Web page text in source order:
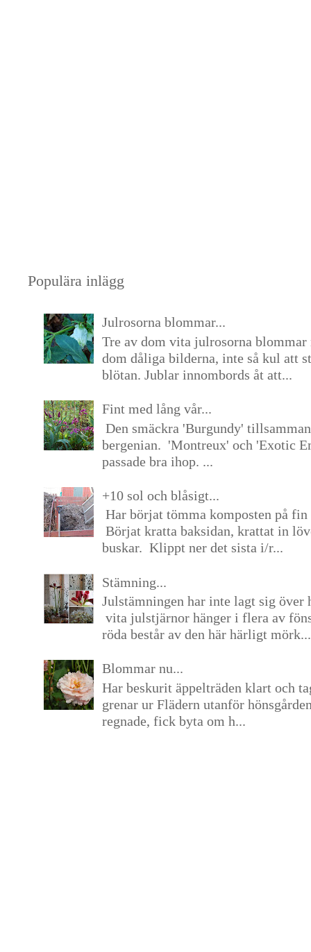
Populära inlägg
Julrosorna blommar...
Tre av dom vita julrosorna blommar
dom dåliga bilderna, inte så kul att
blötan. Jublar innombords åt att...
Fint med lång vår...
Den smäckra 'Burgundy'
bergenian. 'Montreux' och 'Exotic
passade bra ihop. ...
+10 sol och blåsigt...
Har börjat tömma komposten på
Börjat kratta baksidan, krattat in
buskar. Klippt ner det sista i/r...
Stämning...
Julstämningen har inte lagt sig över
vita julstjärnor hänger i flera av
röda består av den här härligt mörk...
Blommar nu...
Har beskurit äppelträden klart och
grenar ur Flädern utanför
regnade, fick byta om h...